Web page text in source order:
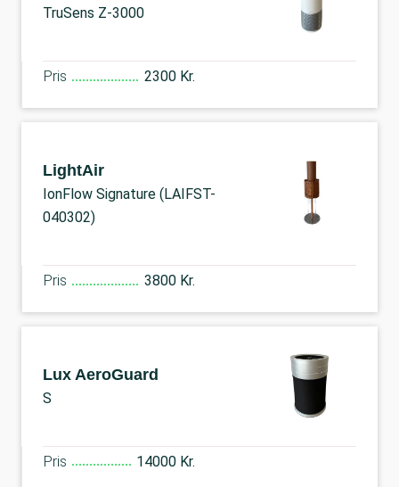
TruSens Z-3000
Pris 2300 Kr.
LightAir
IonFlow Signature (LAIFST-
040302)
Pris 3800 Kr.
Lux AeroGuard
S
Pris 14000 Kr.